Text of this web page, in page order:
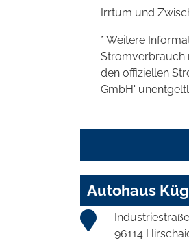
Irrtum und
* Weitere
Stromverbrauch
den offiziellen
GmbH'
Autohaus
96114